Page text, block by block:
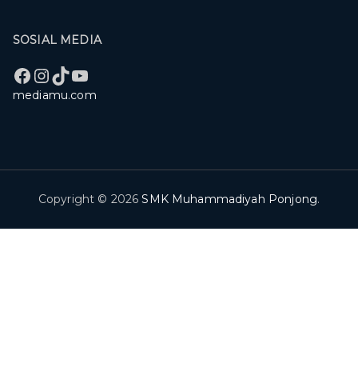
SOSIAL MEDIA
Facebook
Instagram
TikTok
YouTube
mediamu.com
Copyright © 2026SMK Muhammadiyah Ponjong.